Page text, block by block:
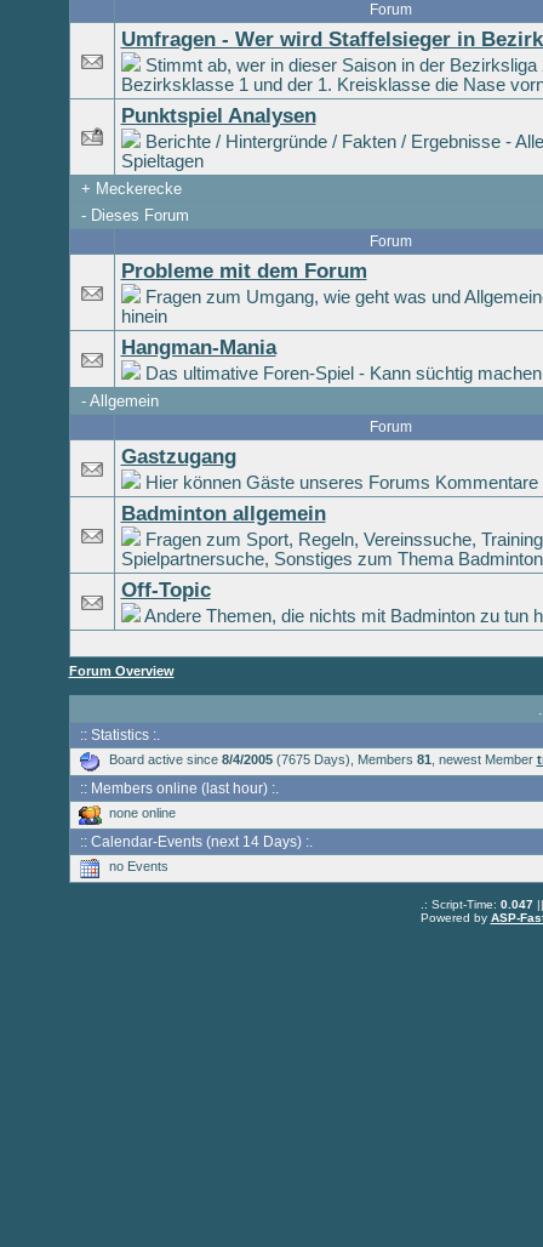
Forum
Umfragen - Wer wird Staffelsieger in
Stimmt ab, wer in dieser Saison in der Bezirksliga
Bezirksklasse 1 und der 1. Kreisklasse die Nase
Punktspiel Analysen
Berichte / Hintergründe / Fakten / Ergebnisse -
Spieltagen
+ Meckerecke
- Dieses Forum
Forum
Probleme mit dem Forum
Fragen zum Umgang, wie geht was und
hinein
Hangman-Mania
Das ultimative Foren-Spiel - Kann süchtig
- Allgemein
Forum
Gastzugang
Hier können Gäste unseres Forums Kommentare
Badminton allgemein
Fragen zum Sport, Regeln, Vereinssuche,
Spielpartnersuche, Sonstiges zum Thema
Off-Topic
Andere Themen, die nichts mit Badminton zu tun
Forum Overview
:: Statistics :.
Board active since 8/4/2005(7675 Days), Members 81 , newest Member
:: Members online (last hour) :.
none online
:: Calendar-Events (next 14 Days) :.
no Events
.: Script-Time: 0.047||
Powered by ASP-